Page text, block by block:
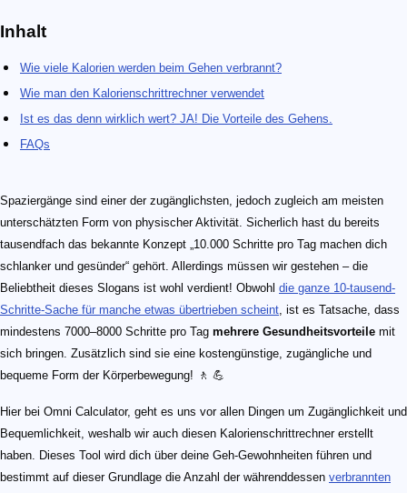
Inhalt
Wie viele Kalorien werden beim Gehen verbrannt?
Wie man den Kalorienschrittrechner verwendet
Ist es das denn wirklich wert? JA! Die Vorteile des Gehens.
FAQs
Spaziergänge sind einer der zugänglichsten, jedoch zugleich am meisten
unterschätzten Form von physischer Aktivität. Sicherlich hast du bereits
tausendfach das bekannte Konzept „10.000 Schritte pro Tag machen dich
schlanker und gesünder“ gehört. Allerdings müssen wir gestehen – die
Beliebtheit dieses Slogans ist wohl verdient! Obwohl die ganze 10-tausend-
Schritte-Sache für manche etwas übertrieben scheint, ist es Tatsache, dass
mindestens 7000–8000 Schritte pro Tag mehrere Gesundheitsvorteile mit
sich bringen. Zusätzlich sind sie eine kostengünstige, zugängliche und
bequeme Form der Körperbewegung! 🚶 💪
Hier bei Omni Calculator, geht es uns vor allen Dingen um Zugänglichkeit und
Bequemlichkeit, weshalb wir auch diesen Kalorienschrittrechner erstellt
haben. Dieses Tool wird dich über deine Geh-Gewohnheiten führen und
bestimmt auf dieser Grundlage die Anzahl der währenddessen verbrannten